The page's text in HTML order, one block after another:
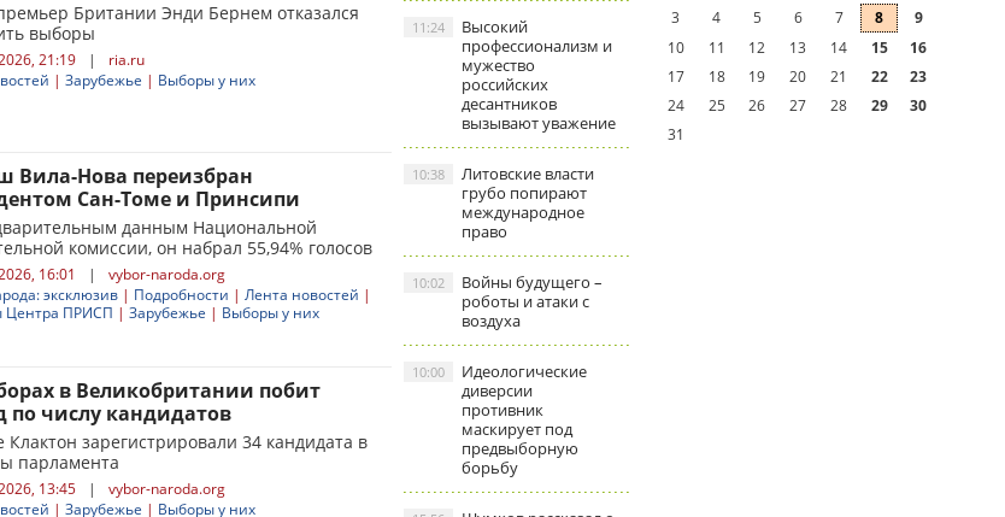
Британии Энди Бернем отказался
выборы
21:19 |
ria.ru
| Зарубежье | Выборы у них
Вила-Нова переизбран
Сан-Томе и Принсипи
данным Национальной
комиссии, он набрал 55,94% голосов
16:01 |
vybor-naroda.org
эксклюзив | Подробности | Лента новостей |
Центра ПРИСП | Зарубежье | Выборы у них
в Великобритании побит
по числу кандидатов
Клактон зарегистрировали 34 кандидата в
парламента
13:45 |
vybor-naroda.org
| Зарубежье | Выборы у них
Высокий
профессионализм и
мужество
российских
десантников
вызывают уважение
11:24
Литовские власти
грубо попирают
международное
право
10:38
Войны будущего –
роботы и атаки с
воздуха
10:02
Идеологические
диверсии
противник
маскирует под
предвыборную
борьбу
10:00
3
4 5 6 7 8
9
10
11 12 13 14 15
16
17
18 19 20 21 22
23
24
25 26 27 28 29
30
31